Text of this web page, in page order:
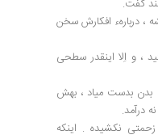
گفت.
، دربارهء افکارش سخن
، و اِلا اینقدر سطحی
بدن بدست میاد ، بهش
درآمد.
نکشیده . اینکه